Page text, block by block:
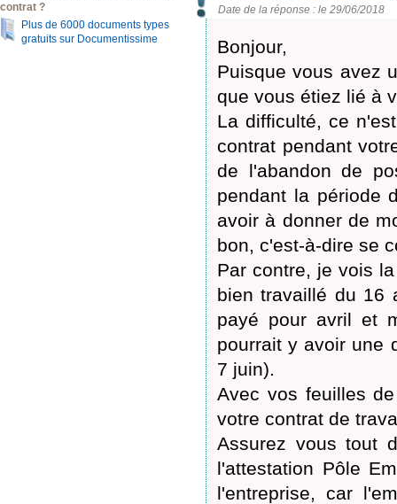
contrat ?
Plus de 6000 documents types
gratuits sur Documentissime
Date de la réponse : le 29/06/2018
Bonjour,
Puisque vous avez
que vous étiez lié à
La difficulté, ce
contrat pendant
de l'abandon de
pendant la période
avoir à donner de
bon, c'est-à-dire se
Par contre, je vois
bien travaillé du 16
payé pour avril et
pourrait y avoir une
7 juin).
Avec vos feuilles
votre contrat de
Assurez vous tout
l'attestation Pôle
l'entreprise, car